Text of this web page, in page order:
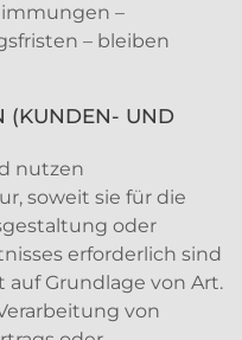
–
– bleiben
(KUNDEN- UND
nutzen
soweit sie für die
oder
erforderlich sind
auf Grundlage von Art.
von